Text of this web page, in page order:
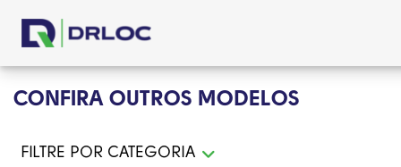
CONFIRA OUTROS MODELOS
FILTRE POR CATEGORIA